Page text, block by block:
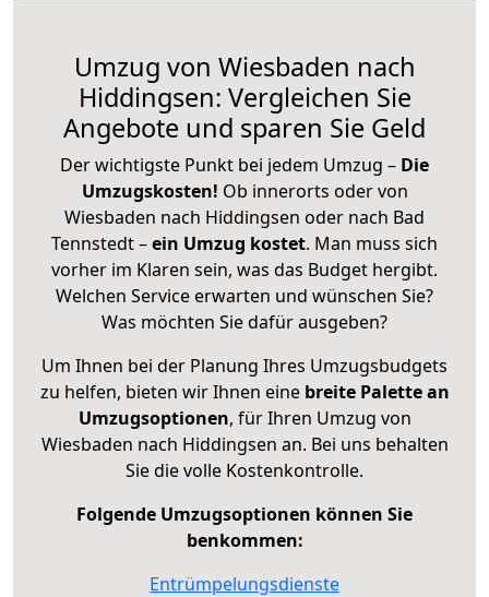
Umzug von Wiesbaden nach
Hiddingsen: Vergleichen Sie
Angebote und sparen Sie Geld
Der wichtigste Punkt bei jedem Umzug – Die
Umzugskosten! Ob innerorts oder von
Wiesbaden nach Hiddingsen oder nach Bad
Tennstedt –ein Umzug kostet. Man muss sich
vorher im Klaren sein, was das Budget hergibt.
Welchen Service erwarten und wünschen Sie?
Was möchten Sie dafür ausgeben?
Um Ihnen bei der Planung Ihres Umzugsbudgets
zu helfen, bieten wir Ihnen eine breite Palette an
Umzugsoptionen, für Ihren Umzug von
Wiesbaden nach Hiddingsen an. Bei uns behalten
Sie die volle Kostenkontrolle.
Folgende Umzugsoptionen können Sie
benkommen:
Entrümpelungsdienste